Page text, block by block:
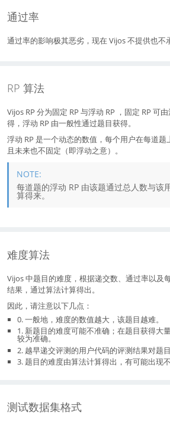
通过率
通过率的影响极其恶劣，现在 Vijos 不提供也不
RP 算法
Vijos RP 分为固定 RP 与浮动 RP ，固定 RP 可
得，浮动 RP 由一般性通过题目获得。
浮动 RP 是一个动态的数值，每个用户在每道题
且未来也不固定（即浮动之意）。
每道题的浮动 RP 由该题通过总人数与该
算得来。
难度算法
Vijos 中题目的难度，根据递交数、通过率以及
结果，通过算法计算得出。
因此，请注意以下几点：
0. 一般地，难度的数值越大，该题目越难。
1. 新题目的难度可能不准确；在题目获得大
较为准确。
2. 越早递交评测的用户代码的评测结果对题
3. 题目的难度由算法计算得出，有可能出现不
测试数据集格式